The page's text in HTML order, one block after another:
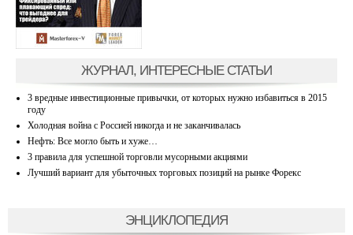
ЖУРНАЛ, ИНТЕРЕСНЫЕ СТАТЬИ
3 вредные инвестиционные привычки, от которых нужно избавиться в 2015
году
Холодная война с Россией никогда и не заканчивалась
Нефть: Все могло быть и хуже…
3 правила для успешной торговли мусорными акциями
Лучший вариант для убыточных торговых позиций на рынке Форекс
ЭНЦИКЛОПЕДИЯ